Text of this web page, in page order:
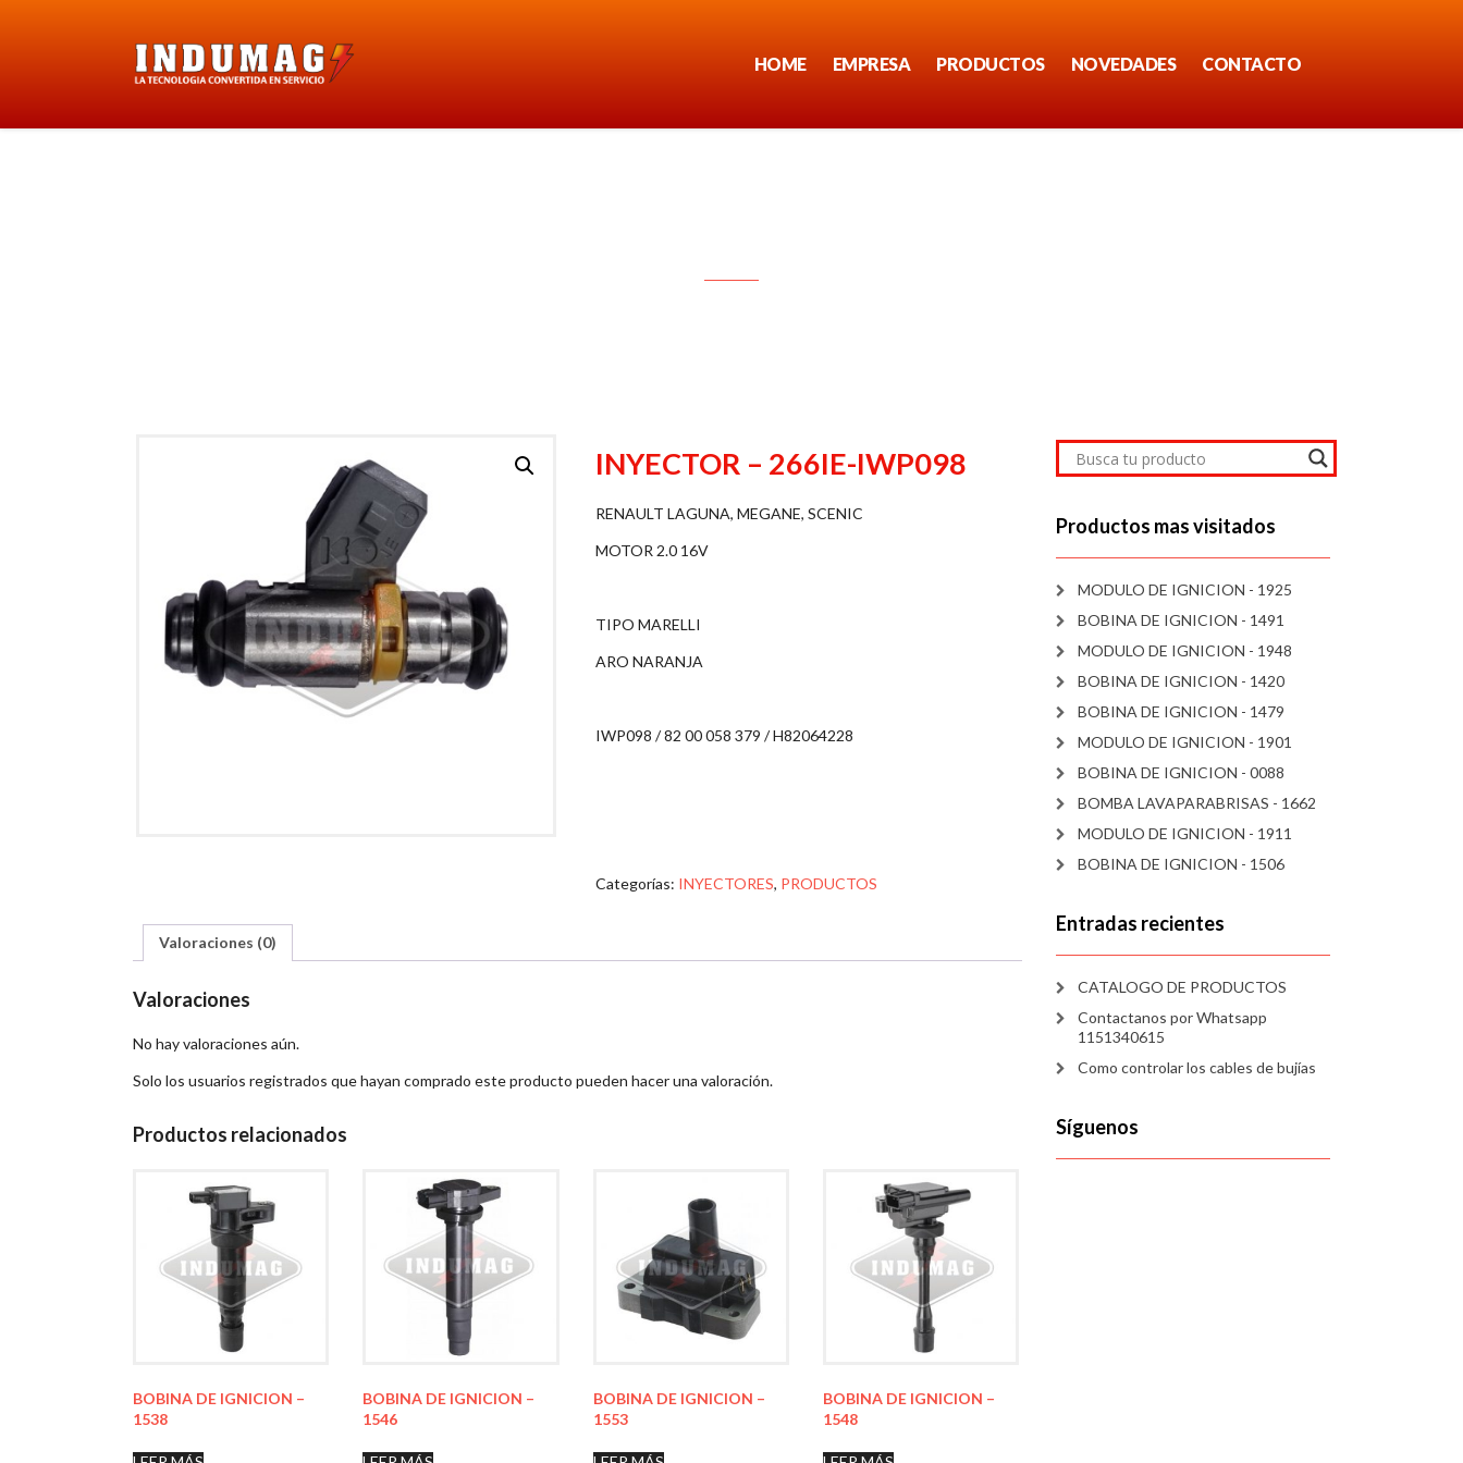
HOME EMPRESA PRODUCTOS NOVEDADES CONTACTO
INYECTOR – 266IE-IWP098
RENAULT LAGUNA, MEGANE, SCENIC
MOTOR 2.0 16V
TIPO MARELLI
ARO NARANJA
IWP098 / 82 00 058 379 / H82064228
Categorías: INYECTORES, PRODUCTOS
Valoraciones (0)
Valoraciones
No hay valoraciones aún.
Solo los usuarios registrados que hayan comprado este producto pueden hacer una valoración.
Productos relacionados
BOBINA DE IGNICION –
1538
BOBINA DE IGNICION –
1546
BOBINA DE IGNICION –
1553
BOBINA DE IGNICION –
1548
Productos mas visitados
MODULO DE IGNICION - 1925
BOBINA DE IGNICION - 1491
MODULO DE IGNICION - 1948
BOBINA DE IGNICION - 1420
BOBINA DE IGNICION - 1479
MODULO DE IGNICION - 1901
BOBINA DE IGNICION - 0088
BOMBA LAVAPARABRISAS - 1662
MODULO DE IGNICION - 1911
BOBINA DE IGNICION - 1506
Entradas recientes
CATALOGO DE PRODUCTOS
Contactanos por Whatsapp
1151340615
Como controlar los cables de bujías
Síguenos